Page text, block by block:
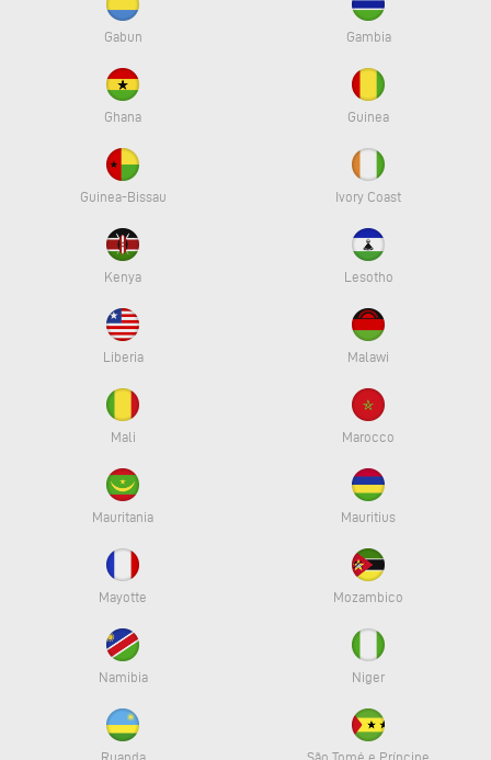
Gabun Gambia
Ghana Guinea
Guinea-Bissau Ivory Coast
Kenya Lesotho
Liberia Malawi
Mali Marocco
Mauritania Mauritius
Mayotte Mozambico
Namibia Niger
Ruanda São Tomé e Príncipe